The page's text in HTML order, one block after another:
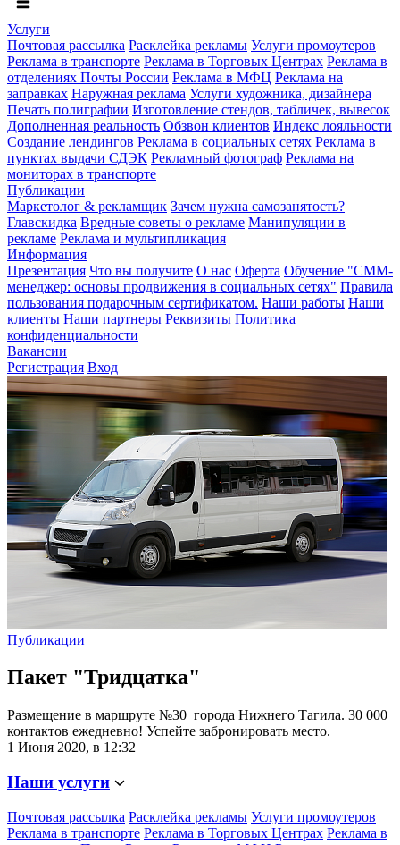
Услуги
Почтовая рассылка Расклейка рекламы Услуги промоутеров
Реклама в транспорте Реклама в Торговых Центрах Реклама в
отделениях Почты России Реклама в МФЦ Реклама на
заправках Наружная реклама Услуги художника, дизайнера
Печать полиграфии Изготовление стендов, табличек, вывесок
Дополненная реальность Обзвон клиентов Индекс лояльности
Создание лендингов Реклама в социальных сетях Реклама в
пунктах выдачи СДЭК Рекламный фотограф Реклама на
мониторах в транспорте
Публикации
Маркетолог & рекламщик Зачем нужна самозанятость?
Главскидка Вредные советы о рекламе Манипуляции в
рекламе Реклама и мультипликация
Информация
Презентация Что вы получите О нас Оферта Обучение "СМM-
менеджер: основы продвижения в социальных сетях" Правила
пользования подарочным сертификатом. Наши работы Наши
клиенты Наши партнеры Реквизиты Политика
конфиденциальности
Вакансии
Регистрация Вход
Публикации
Пакет "Тридцатка"
Размещение в маршруте №30 города Нижнего Тагила. 30 000
контактов ежедневно! Успейте забронировать место.
1 Июня 2020, в 12:32
Наши услуги
Почтовая рассылка Расклейка рекламы Услуги промоутеров
Реклама в транспорте Реклама в Торговых Центрах Реклама в